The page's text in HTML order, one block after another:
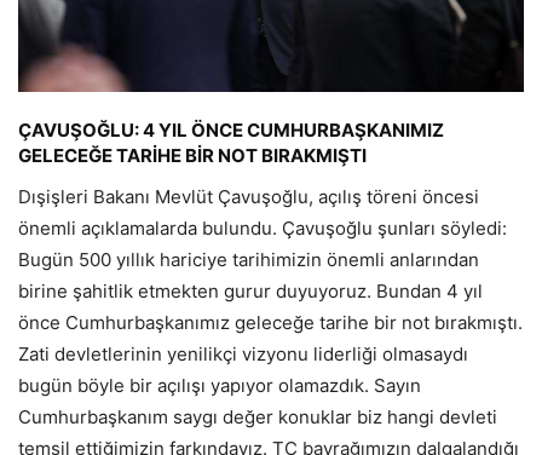
ÇAVUŞOĞLU: 4 YIL ÖNCE CUMHURBAŞKANIMIZ
GELECEĞE TARİHE BİR NOT BIRAKMIŞTI
Dışişleri Bakanı Mevlüt Çavuşoğlu, açılış töreni öncesi
önemli açıklamalarda bulundu. Çavuşoğlu şunları söyledi:
Bugün 500 yıllık hariciye tarihimizin önemli anlarından
birine şahitlik etmekten gurur duyuyoruz. Bundan 4 yıl
önce Cumhurbaşkanımız geleceğe tarihe bir not bırakmıştı.
Zati devletlerinin yenilikçi vizyonu liderliği olmasaydı
bugün böyle bir açılışı yapıyor olamazdık. Sayın
Cumhurbaşkanım saygı değer konuklar biz hangi devleti
temsil ettiğimizin farkındayız. TC bayrağımızın dalgalandığı